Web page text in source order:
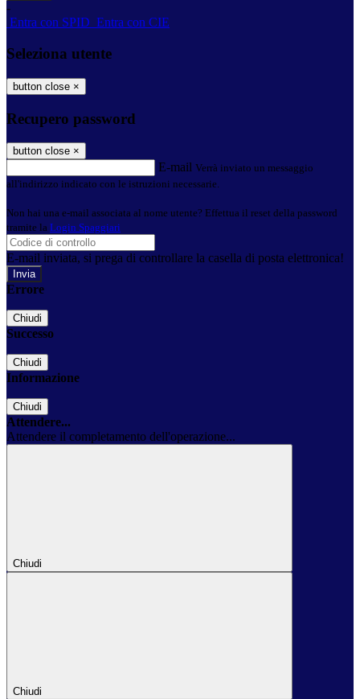
-
Entra con SPID Entra con CIE
Seleziona utente
button close ×
Recupero password
button close ×
E-mail Verrà inviato un messaggio
all'indirizzo indicato con le istruzioni necessarie.
Non hai una e-mail associata al nome utente? Effettua il reset della password
tramite la Login Spaggiari
E-mail inviata, si prega di controllare la casella di posta elettronica!
Errore
Chiudi
Successo
Chiudi
Informazione
Chiudi
Attendere...
Attendere il completamento dell'operazione...
Chiudi
Chiudi